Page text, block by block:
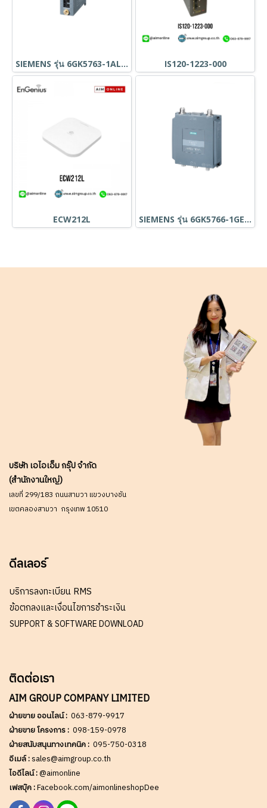
SIEMENS รุ่น 6GK5763-1AL00-7DA0 IS120-1223-000
ECW212L SIEMENS รุ่น 6GK5766-1GE00-7DA0
บริษัท เอไอเอ็ม กรุ๊ป จำกัด
(สำนักงานใหญ่)
เลขที่ 299/183 ถนนสามวา แขวงบางชัน
เขตคลองสามวา กรุงเทพ 10510
ดีลเลอร์
บริการลงทะเบียน RMS
ข้อตกลงและเงื่อนไขการชำระเงิน
SUPPORT & SOFTWARE DOWNLOAD
ติดต่อเรา
AIM GROUP COMPANY LIMITED
ฝ่ายขาย ออนไลน์ : 063-879-9917
ฝ่ายขาย โครงการ : 098-159-0978
ฝ่ายสนับสนุนทางเทคนิค : 095-750-0318
อีเมล์ :sales@aimgroup.co.th
ไอดีไลน์ :@aimonline
เฟสบุ๊ค :Facebook.com/aimonlineshopDee